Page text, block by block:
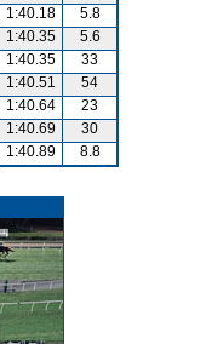
1:40.18
5.8
1:40.35
5.6
1:40.35
33
1:40.51
54
1:40.64
23
1:40.69
30
1:40.89 8.8